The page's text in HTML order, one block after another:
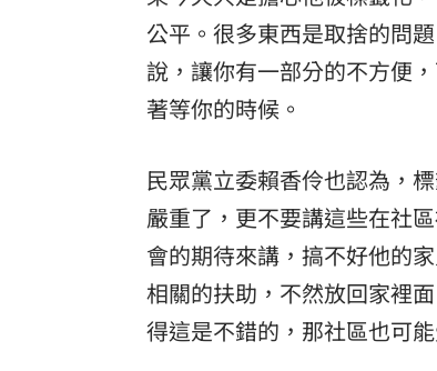
台灣彩券開獎直播中 20:31
LIVE三立+24小時直播 15:27
市場到酒場料理！可果美蕃茄醬
父親節送會拉筋的
油品食安事件引關注 挑選保健食
酷澎「爸氣父親節」國際官方品
公平。很多東西是取捨的問
說，讓你有一部分的不方便
著等你的時候。
民眾黨立委賴香伶也認為，
嚴重了，更不要講這些在社
會的期待來講，搞不好他的
相關的扶助，不然放回家裡
得這是不錯的，那社區也可